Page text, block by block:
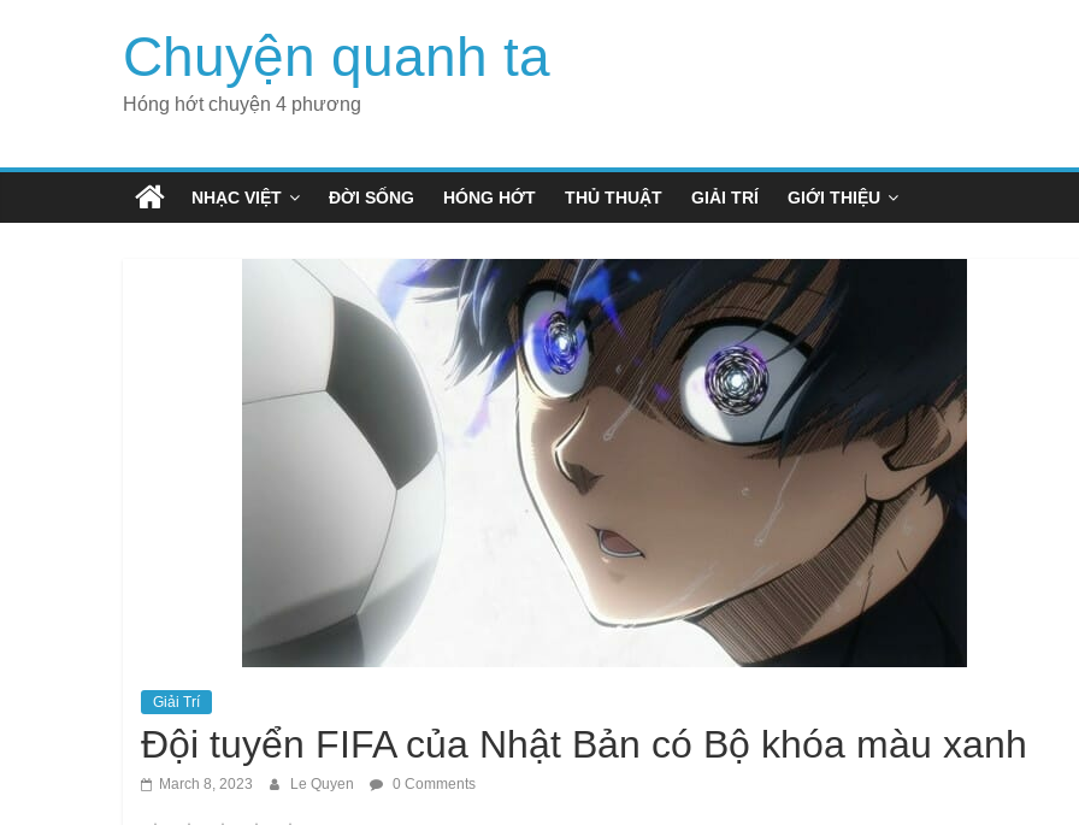
Chuyện quanh ta
Hóng hớt chuyện 4 phương
NHẠC VIỆT ĐỜI SỐNG HÓNG HỚT THỦ THUẬT GIẢI TRÍ GIỚI THIỆU
Giải Trí
Đội tuyển FIFA của Nhật Bản có Bộ khóa màu xanh
March 8, 2023 Le Quyen 0 Comments